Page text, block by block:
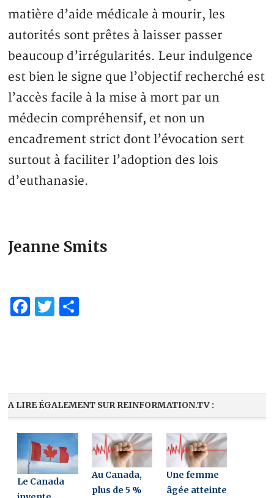
matière d’aide médicale à mourir, les
autorités sont prêtes à laisser passer
beaucoup d’irrégularités. Leur indulgence
est bien le signe que l’objectif recherché est
l’accès facile à la mise à mort par un
médecin compréhensif, et non un
encadrement strict dont l’évocation sert
surtout à faciliter l’adoption des lois
d’euthanasie.
Jeanne Smits
Facebook
Twitter
A LIRE ÉGALEMENT SUR REINFORMATION.TV :
Le Canada
Au Canada,
plus de 5 %
Une femme
âgée atteinte